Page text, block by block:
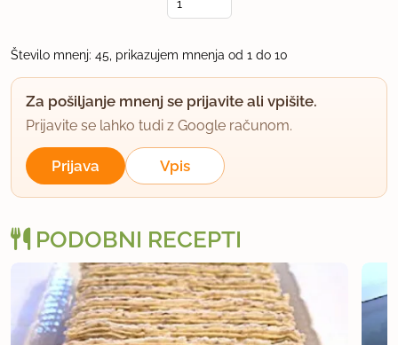
rezino ali večjo kocko segrejem za 3-4 sekunde v
mikrovalovni pečici, tako, da se čokolada sveti,
poskusite, ne bo vam žal.
Za manj izkušene:
Rumenjake penasto vmešamo, da se delajo
biti tako trd, da, če obrnemo posodo in jo držimo 5
minut obrnjeno, se sneg ne premika.
Rumenjakom pridenemo ohlajeno raztopljeno
čokolado, nato moko in trd sneg. To dvoje
Število mnenj: 45, prikazujem mnenja od 1 do 10
Za pošiljanje mnenj se prijavite ali vpišite.
Prijavite se lahko tudi z Google računom.
Prijava Vpis
PODOBNI RECEPTI